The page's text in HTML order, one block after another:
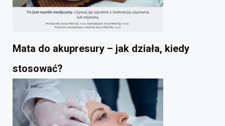
Mata do akupresury – jak działa, kiedy
stosować?